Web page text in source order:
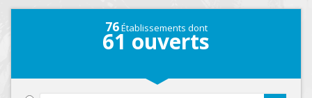
76Établissements dont
61 ouverts